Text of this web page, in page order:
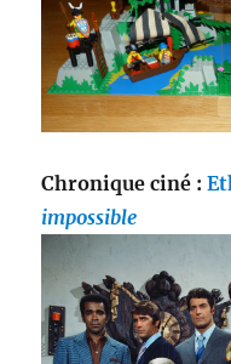
Chronique ciné :
impossible